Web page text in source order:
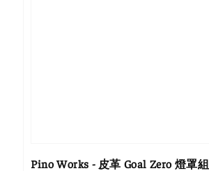
Pino Works - 皮革 Goal Zero 燈罩組